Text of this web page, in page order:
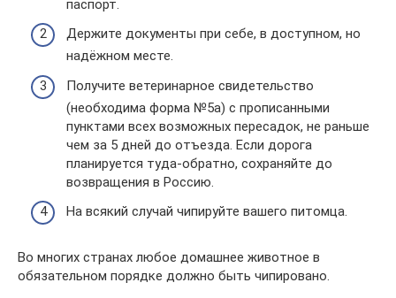
паспорт.
Держите документы при себе, в доступном, но
надёжном месте.
Получите ветеринарное свидетельство
(необходима форма №5а) с прописанными
пунктами всех возможных пересадок, не раньше
чем за 5 дней до отъезда. Если дорога
планируется туда-обратно, сохраняйте до
возвращения в Россию.
На всякий случай чипируйте вашего питомца.
Во многих странах любое домашнее животное в
обязательном порядке должно быть чипировано.